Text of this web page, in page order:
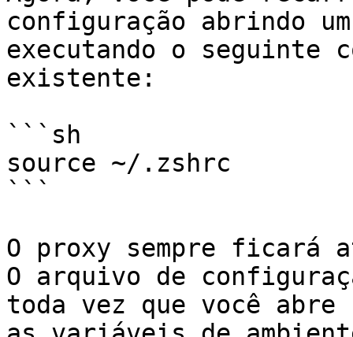
configuração abrindo
executando o seguinte
existente:
```sh
source ~/.zshrc
```
O proxy sempre
O arquivo de
toda vez que você